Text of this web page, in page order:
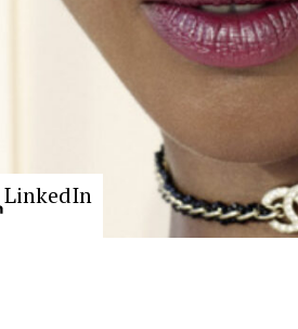
LinkedIn